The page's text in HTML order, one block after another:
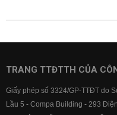
TRANG TTĐTTH CỦA
Giấy phép số 3324/GP-TTĐT do
Lầu 5 - Compa Building - 293